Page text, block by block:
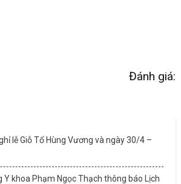
Đánh giá:
lễ Giỗ Tổ Hùng Vương và ngày 30/4 –
Y khoa Phạm Ngọc Thạch thông báo Lịch